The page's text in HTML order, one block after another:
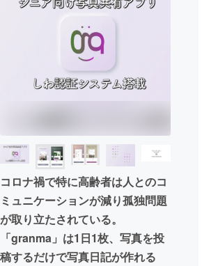
映像・映画
まちづくり・地域活性化
CAMPFIRE for Social Good
CAMPFIREふるさと納税machi-ya
コロナ禍で特に高齢者は人とのコ
ミュニケーションが減り孤独問題
が取り立たされている。
「granma」は1日1枚、写真を投
稿するだけで写真日記が作れる